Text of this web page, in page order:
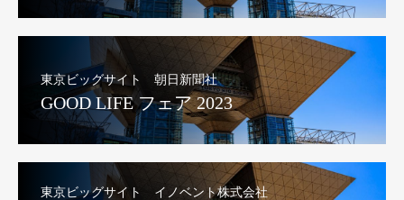
東京ビッグサイト 朝日新聞社
GOOD LIFE フェア 2023
東京ビッグサイト イノベント株式会社